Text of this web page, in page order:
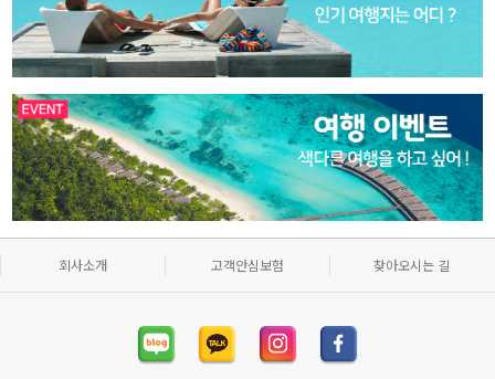
회사소개 고객안심보험 찾아오시는 길